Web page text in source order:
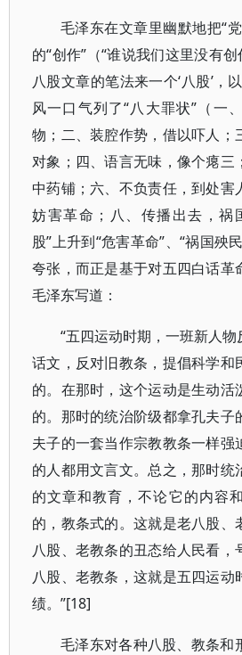
毛泽东在文章里幽默地把“
的“创作”（“谁说我们这里没有
八股文章的笔法来一个‘八股’，
风一口气列了“八大罪状”（一
物；二、装腔作势，借以吓人；
对象；四、语言无味，像个瘪三
中药铺；六、不负责任，到处害
妨害革命；八、传播出去，祸
股”上升到“危害革命”、“祸国殃
夸张，而正是基于对五四白话革
毛泽东写道：
“五四运动时期，一班新人
话文，反对旧教条，提倡科学和
的。在那时，这个运动是生动活
的。那时的统治阶级都拿孔夫子
夫子的一套当作宗教教条一样强
的人都用文言文。总之，那时统
的文章和教育，不论它的内容
的，教条式的。这就是老八股、
八股、老教条的丑态给人民看，
八股、老教条，这就是五四运动
绩。”[18]
毛泽东对各种八股、教条和